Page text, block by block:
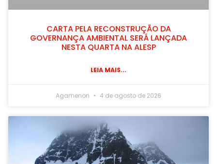
CARTA PELA RECONSTRUÇÃO DA
GOVERNANÇA AMBIENTAL SERÁ LANÇADA
NESTA QUARTA NA ALESP
LEIA MAIS...
Agamenon 4 de agosto de 2026